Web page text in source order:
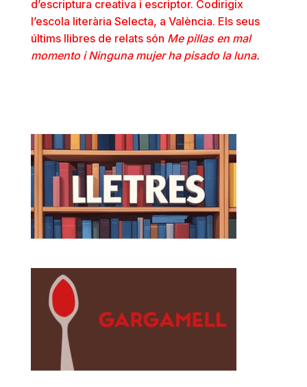
d’escriptura creativa i escriptor. Codirigix
l’escola literària Selecta, a València. Els seus
últims llibres de relats són Me pillas en mal
momento i Ninguna mujer ha pisado la luna.